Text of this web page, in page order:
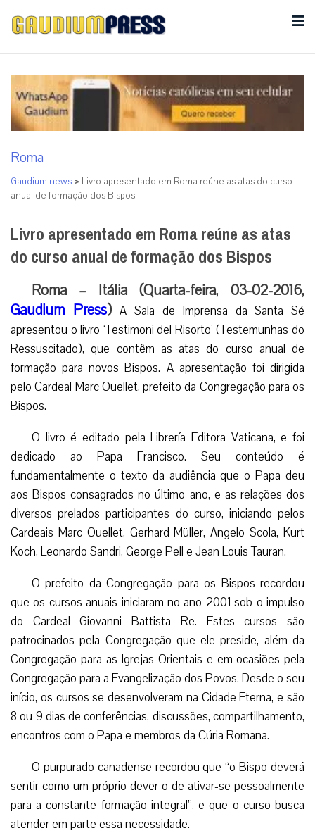
Roma
Gaudium news > Livro apresentado em Roma reúne as atas do curso
anual de formação dos Bispos
Livro apresentado em Roma reúne as atas
do curso anual de formação dos Bispos
Roma – Itália (Quarta-feira, 03-02-2016,
Gaudium Press)A Sala de Imprensa da Santa Sé
apresentou o livro ‘Testimoni del Risorto’ (Testemunhas do
Ressuscitado), que contêm as atas do curso anual de
formação para novos Bispos. A apresentação foi dirigida
pelo Cardeal Marc Ouellet, prefeito da Congregação para os
Bispos.
O livro é editado pela Librería Editora Vaticana, e foi
dedicado ao Papa Francisco. Seu conteúdo é
fundamentalmente o texto da audiência que o Papa deu
aos Bispos consagrados no último ano, e as relações dos
diversos prelados participantes do curso, iniciando pelos
Cardeais Marc Ouellet, Gerhard Müller, Angelo Scola, Kurt
Koch, Leonardo Sandri, George Pell e Jean Louis Tauran.
O prefeito da Congregação para os Bispos recordou
que os cursos anuais iniciaram no ano 2001 sob o impulso
do Cardeal Giovanni Battista Re. Estes cursos são
patrocinados pela Congregação que ele preside, além da
Congregação para as Igrejas Orientais e em ocasiões pela
Congregação para a Evangelização dos Povos. Desde o seu
início, os cursos se desenvolveram na Cidade Eterna, e são
8 ou 9 dias de conferências, discussões, compartilhamento,
encontros com o Papa e membros da Cúria Romana.
O purpurado canadense recordou que “o Bispo deverá
sentir como um próprio dever o de ativar-se pessoalmente
para a constante formação integral”, e que o curso busca
atender em parte essa necessidade.